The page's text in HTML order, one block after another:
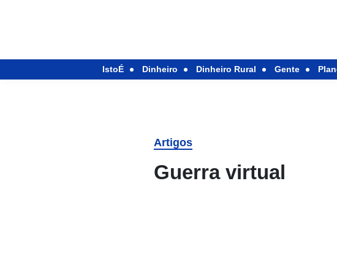
IstoÉ Dinheiro Dinheiro Rural Gente
Artigos
Guerra virtual